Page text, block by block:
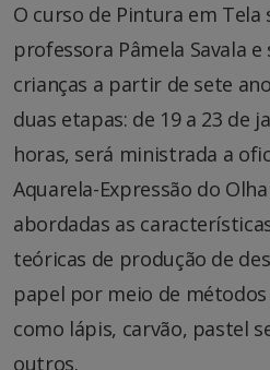
O curso de Pintura em
professora Pâmela Savala
crianças a partir de sete
duas etapas: de 19 a 23 de
horas, será ministrada a
Aquarela-Expressão do
abordadas as
teóricas de produção de
papel por meio de
como lápis, carvão, pastel
outros.